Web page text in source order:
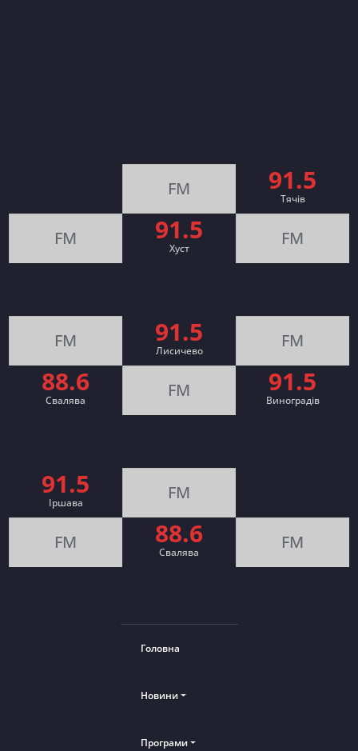
FM 91.5
Тячів
FM 91.5
Хуст FM
FM 91.5
Лисичево FM
88.6
Свалява FM 91.5
Виноградів
91.5
Іршава FM
FM 88.6
Cвалява FM
Головна
Новини
Програми